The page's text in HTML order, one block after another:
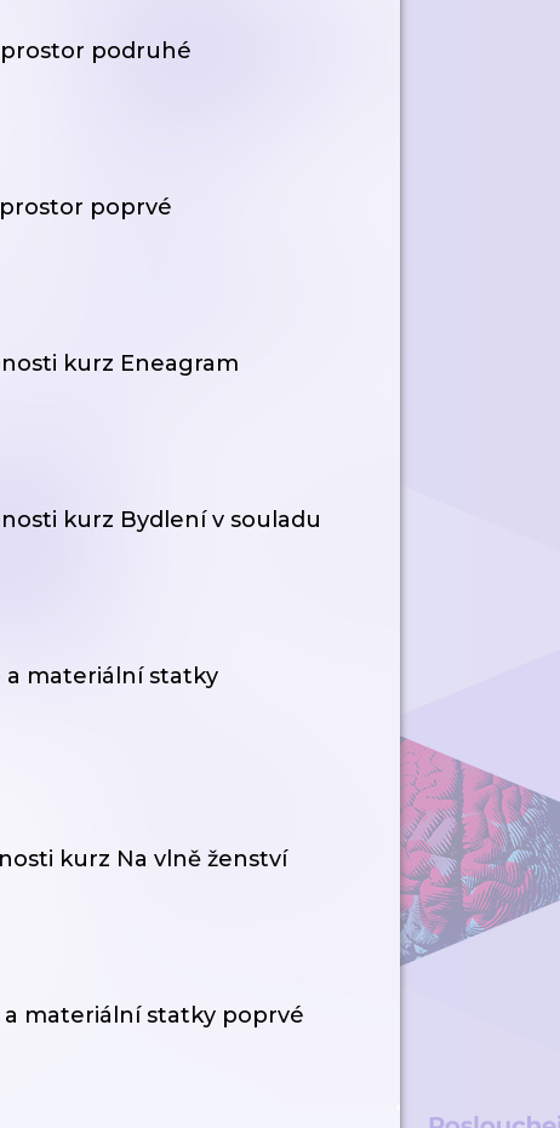
prostor podruhé
poprvé
kurz Eneagram
kurz Bydlení v souladu
a materiální statky
kurz Na vlně ženství
a materiální statky poprvé